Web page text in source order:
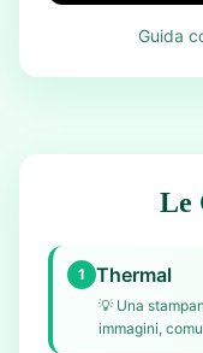
Guida
Le
1 Thermal
💡 Una
immagini,